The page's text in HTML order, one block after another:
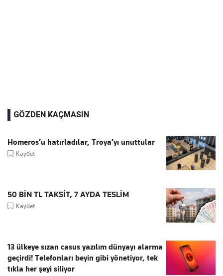
GÖZDEN KAÇMASIN
Homeros’u hatırladılar, Troya’yı unuttular
Kaydet
50 BİN TL TAKSİT, 7 AYDA TESLİM
Kaydet
13 ülkeye sızan casus yazılım dünyayı alarma
geçirdi! Telefonları beyin gibi yönetiyor, tek
tıkla her şeyi siliyor